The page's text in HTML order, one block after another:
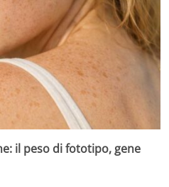
il peso di fototipo, gene